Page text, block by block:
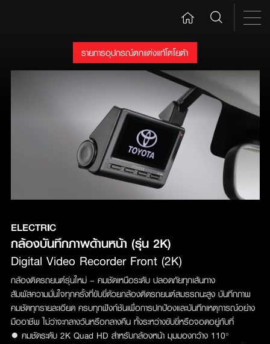
รายการอุปกรณ์ตกแต่งแท้โตโยต้า
ELECTRIC
กล้องบันทึกภาพด้านหน้า (รุ่น 2K)
Digital Video Recorder Front (2K)
กล้องติดรถยนต์รุ่นใหม่ – คมชัดเหนือระดับ ปลอดภัยทุกเส้นทาง
สัมผัสความมั่นใจทุกครั้งที่ขับขี่ด้วยกล้องติดรถยนต์สมรรถนะสูง บันทึกภาพ
คมชัดทุกรายละเอียด ครบทุกฟังก์ชันเพื่อการปกป้องและบันทึกเหตุการณ์อย่าง
มืออาชีพ ไม่ว่าจะกลางวันหรือกลางคืน ทั้งระหว่างขับขี่หรือจอดอยู่กับที่
● คมชัดระดับ 2K Quad HD สำหรับกล้องหน้า มุมมองกว้าง 110°